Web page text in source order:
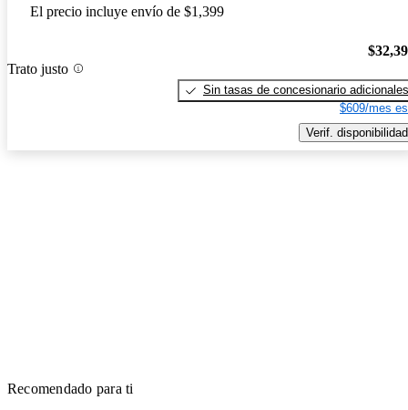
El precio incluye envío de $1,399
Trato justo
Sin tasas de concesionario adicionales
$609/mes
Verif. disponibilidad
Recomendado para ti